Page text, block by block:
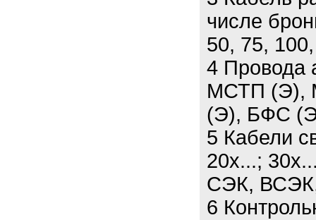
числе
50, 75,
4
МСТП (Э),
(Э), БФС
5 Кабели
20х...;
СЭК,
6